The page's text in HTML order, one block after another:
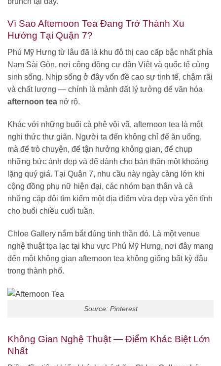
Vì Sao Afternoon Tea Đang Trở Thành Xu
Hướng Tại Quận 7?
Phú Mỹ Hưng từ lâu đã là khu đô thị cao cấp bậc nhất phía
Nam Sài Gòn, nơi cộng đồng cư dân Việt và quốc tế cùng
sinh sống. Nhịp sống ở đây vốn đề cao sự tinh tế, chậm rãi
và chất lượng — chính là mảnh đất lý tưởng để văn hóa
afternoon tea nở rộ.
Khác với những buổi cà phê vội vã, afternoon tea là một
nghi thức thư giãn. Người ta đến không chỉ để ăn uống,
mà để trò chuyện, để tận hưởng không gian, để chụp
những bức ảnh đẹp và để dành cho bản thân một khoảng
lặng quý giá. Tại Quận 7, nhu cầu này ngày càng lớn khi
cộng đồng phụ nữ hiện đại, các nhóm bạn thân và cả
những cặp đôi tìm kiếm một địa điểm vừa đẹp vừa yên tĩnh
cho buổi chiều cuối tuần.
Chloe Gallery nắm bắt đúng tinh thần đó. Là một venue
nghệ thuật tọa lạc tại khu vực Phú Mỹ Hưng, nơi đây mang
đến một không gian afternoon tea không giống bất kỳ đâu
trong thành phố.
Source: Pinterest
Không Gian Nghệ Thuật — Điểm Khác Biệt Lớn
Nhất